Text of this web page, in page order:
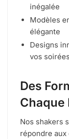
inégalée
Modèles
élégante
Designs
vos soirées
Des
Chaque
Nos shakers
répondre